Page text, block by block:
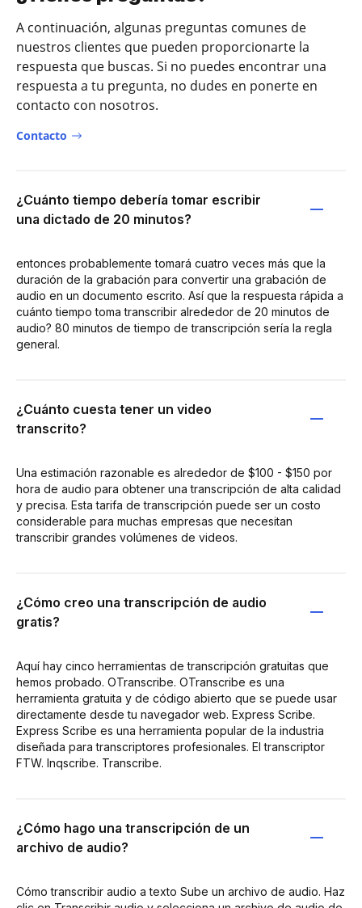
A continuación, algunas preguntas comunes de
nuestros clientes que pueden proporcionarte la
respuesta que buscas. Si no puedes encontrar una
respuesta a tu pregunta, no dudes en ponerte en
contacto con nosotros.
Contacto
¿Cuánto tiempo debería tomar escribir
una dictado de 20 minutos?
entonces probablemente tomará cuatro veces más que la
duración de la grabación para convertir una grabación de
audio en un documento escrito. Así que la respuesta rápida a
cuánto tiempo toma transcribir alrededor de 20 minutos de
audio? 80 minutos de tiempo de transcripción sería la regla
general.
¿Cuánto cuesta tener un video
transcrito?
Una estimación razonable es alrededor de $100 - $150 por
hora de audio para obtener una transcripción de alta calidad
y precisa. Esta tarifa de transcripción puede ser un costo
considerable para muchas empresas que necesitan
transcribir grandes volúmenes de videos.
¿Cómo creo una transcripción de audio
gratis?
Aquí hay cinco herramientas de transcripción gratuitas que
hemos probado. OTranscribe. OTranscribe es una
herramienta gratuita y de código abierto que se puede usar
directamente desde tu navegador web. Express Scribe.
Express Scribe es una herramienta popular de la industria
diseñada para transcriptores profesionales. El transcriptor
FTW. Inqscribe. Transcribe.
¿Cómo hago una transcripción de un
archivo de audio?
Cómo transcribir audio a texto Sube un archivo de audio. Haz